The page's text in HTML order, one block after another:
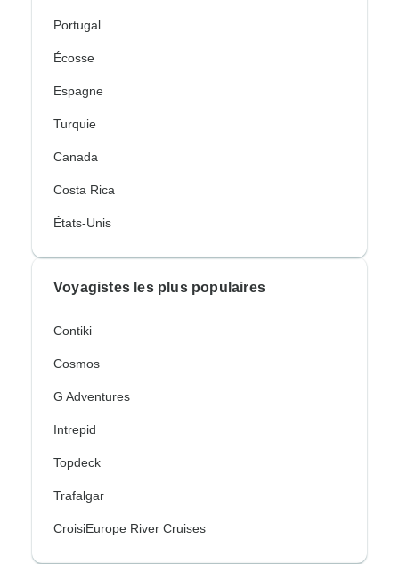
Portugal
Écosse
Espagne
Turquie
Canada
Costa Rica
États-Unis
Voyagistes les plus populaires
Contiki
Cosmos
G Adventures
Intrepid
Topdeck
Trafalgar
CroisiEurope River Cruises